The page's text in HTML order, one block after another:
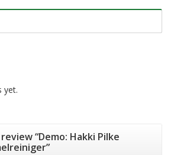
yet.
“Demo: Hakki Pilke